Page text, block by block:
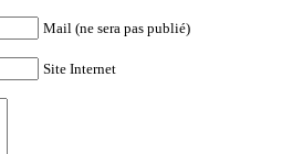
Mail (ne sera pas publié)
Site Internet